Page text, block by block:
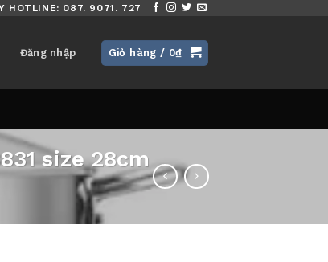
HOTLINE: 087. 9071. 727
Đăng nhập Giỏ hàng / 0₫
size 28cm